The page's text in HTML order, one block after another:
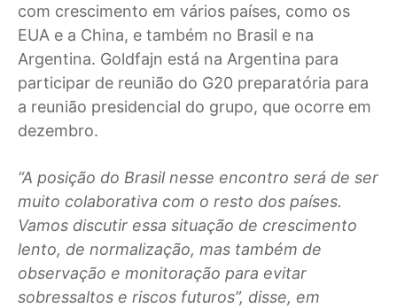
com crescimento em vários países, como os
EUA e a China, e também no Brasil e na
Argentina. Goldfajn está na Argentina para
participar de reunião do G20 preparatória para
a reunião presidencial do grupo, que ocorre em
dezembro.
“A posição do Brasil nesse encontro será de ser
muito colaborativa com o resto dos países.
Vamos discutir essa situação de crescimento
lento, de normalização, mas também de
observação e monitoração para evitar
sobressaltos e riscos futuros”, disse, em